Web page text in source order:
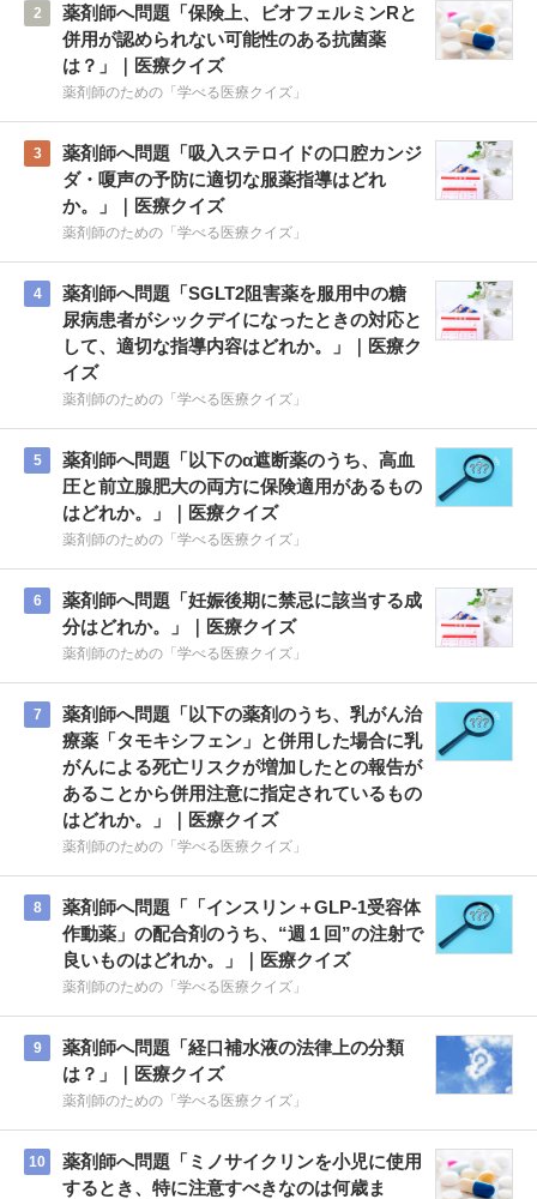
2
薬剤師へ問題「保険上、ビオフェルミンRと
併用が認められない可能性のある抗菌薬
は？」｜医療クイズ
薬剤師のための「学べる医療クイズ」
3
薬剤師へ問題「吸入ステロイドの口腔カンジ
ダ・嗄声の予防に適切な服薬指導はどれ
か。」｜医療クイズ
薬剤師のための「学べる医療クイズ」
4
薬剤師へ問題「SGLT2阻害薬を服用中の糖
尿病患者がシックデイになったときの対応と
して、適切な指導内容はどれか。」｜医療ク
イズ
薬剤師のための「学べる医療クイズ」
5
薬剤師へ問題「以下のα遮断薬のうち、高血
圧と前立腺肥大の両方に保険適用があるもの
はどれか。」｜医療クイズ
薬剤師のための「学べる医療クイズ」
6
薬剤師へ問題「妊娠後期に禁忌に該当する成
分はどれか。」｜医療クイズ
薬剤師のための「学べる医療クイズ」
7
薬剤師へ問題「以下の薬剤のうち、乳がん治
療薬「タモキシフェン」と併用した場合に乳
がんによる死亡リスクが増加したとの報告が
あることから併用注意に指定されているもの
はどれか。」｜医療クイズ
薬剤師のための「学べる医療クイズ」
8
薬剤師へ問題「「インスリン＋GLP-1受容体
作動薬」の配合剤のうち、“週１回”の注射で
良いものはどれか。」｜医療クイズ
薬剤師のための「学べる医療クイズ」
9
薬剤師へ問題「経口補水液の法律上の分類
は？」｜医療クイズ
薬剤師のための「学べる医療クイズ」
10
薬剤師へ問題「ミノサイクリンを小児に使用
するとき、特に注意すべきなのは何歳ま